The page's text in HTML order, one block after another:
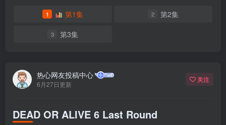
1 第1集 2 第2集
3 第3集
热心网友投稿中心
6月27日更新
关注
DEAD OR ALIVE 6 Last Round